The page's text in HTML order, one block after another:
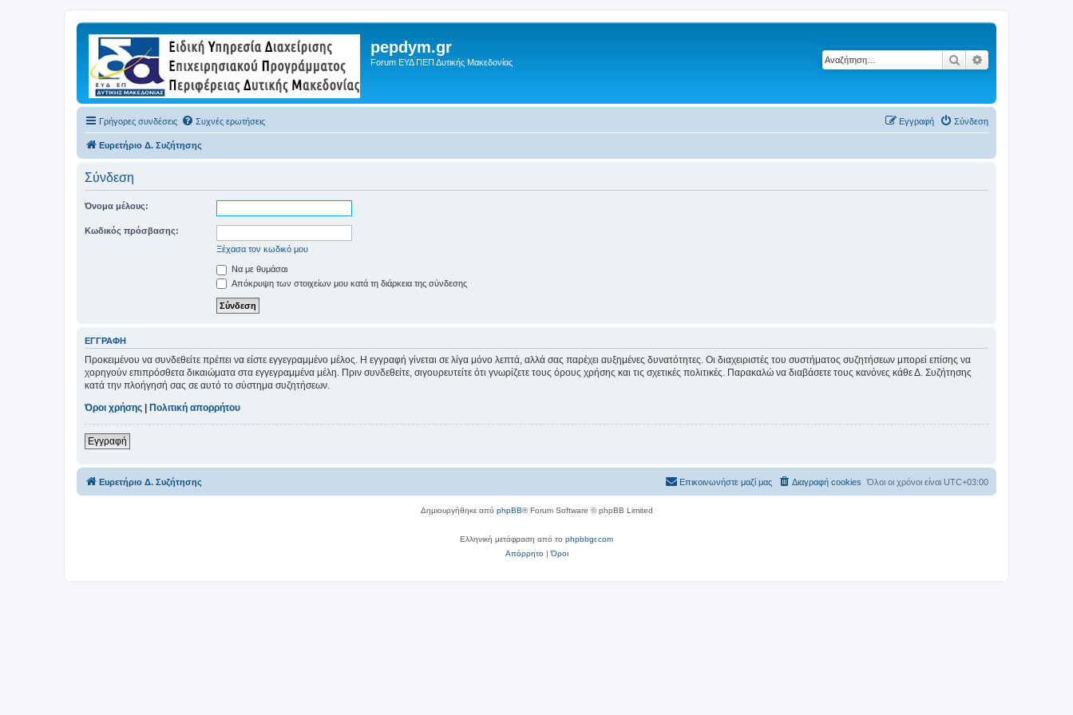
pepdym.gr
Forum ΕΥΔ ΠΕΠ Δυτικής Μακεδονίας Αναζήτηση
Γρήγορες συνδέσεις Συχνές ερωτήσεις Σύνδεση
Εγγραφή
Ευρετήριο Δ. Συζήτησης
Σύνδεση
Όνομα μέλους:
Κωδικός πρόσβασης:
Ξέχασα τον κωδικό μου
Να με θυμάσαι
Απόκρυψη των στοιχείων μου κατά τη διάρκεια της σύνδεσης
ΕΓΓΡΑΦΉ
Προκειμένου να συνδεθείτε πρέπει να είστε εγγεγραμμένο μέλος. Η εγγραφή γίνεται σε λίγα μόνο λεπτά, αλλά σας παρέχει αυξημένες δυνατότητες. Οι διαχειριστές του συστήματος συζητήσεων μπορεί επίσης να
χορηγούν επιπρόσθετα δικαιώματα στα εγγεγραμμένα μέλη. Πριν συνδεθείτε, σιγουρευτείτε ότι γνωρίζετε τους όρους χρήσης και τις σχετικές πολιτικές. Παρακαλώ να διαβάσετε τους κανόνες κάθε Δ. Συζήτησης
κατά την πλοήγησή σας σε αυτό το σύστημα συζητήσεων.
Όροι χρήσης | Πολιτική απορρήτου
Εγγραφή
Ευρετήριο Δ. Συζήτησης Όλοι οι χρόνοι είναι UTC+03:00
Διαγραφή cookies
Επικοινωνήστε μαζί μας
Δημιουργήθηκε από phpBB® Forum Software © phpBB Limited
Ελληνική μετάφραση από το phpbbgr.com
Απόρρητο|Όροι